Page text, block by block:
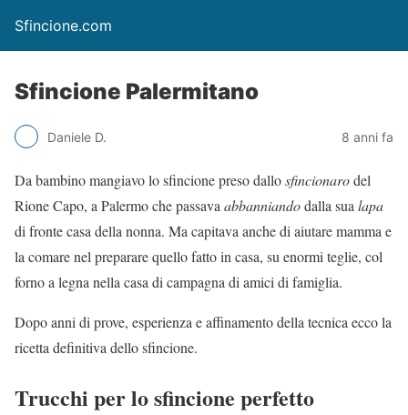
Sfincione.com
Sfincione Palermitano
Daniele D. 8 anni fa
Da bambino mangiavo lo sfincione preso dallosfincionarodel
Rione Capo, a Palermo che passava abbanniandodalla sua lapa
di fronte casa della nonna. Ma capitava anche di aiutare mamma e
la comare nel preparare quello fatto in casa, su enormi teglie, col
forno a legna nella casa di campagna di amici di famiglia.
Dopo anni di prove, esperienza e affinamento della tecnica ecco la
ricetta definitiva dello sfincione.
Trucchi per lo sfincione perfetto